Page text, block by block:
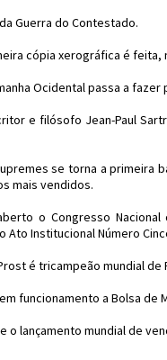
Guerra do Contestado.
cópia xerográfica é feita,
Ocidental passa a
e filósofo Jean-Paul
se torna a primeira
mais vendidos.
o Congresso
Ato Institucional Número
é tricampeão mundial de
funcionamento a Bolsa de
o lançamento mundial de